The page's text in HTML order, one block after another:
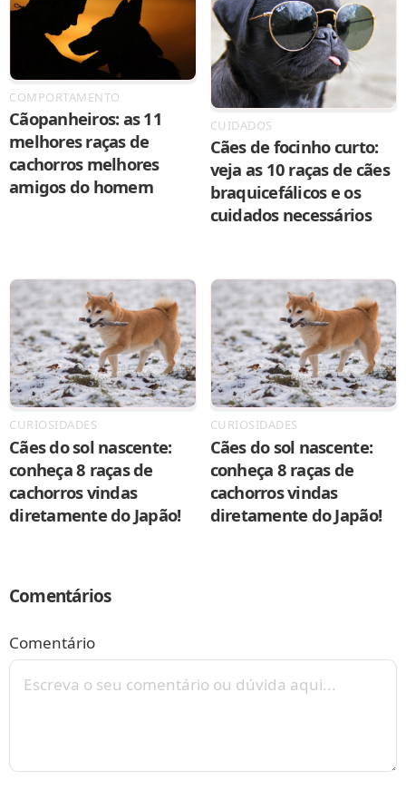
COMPORTAMENTO
Cãopanheiros: as 11
melhores raças de
cachorros melhores
amigos do homem
CUIDADOS
Cães de focinho curto:
veja as 10 raças de cães
braquicefálicos e os
cuidados necessários
CURIOSIDADES
Cães do sol nascente:
conheça 8 raças de
cachorros vindas
diretamente do Japão!
CURIOSIDADES
Cães do sol nascente:
conheça 8 raças de
cachorros vindas
diretamente do Japão!
Comentários
Comentário